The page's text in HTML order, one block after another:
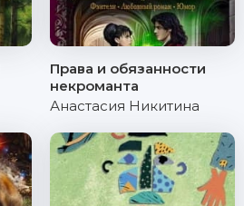
Права и обязанности
некроманта
Анастасия Никитина